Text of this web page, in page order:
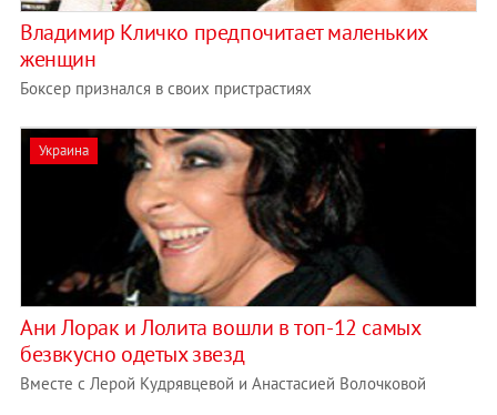
Владимир Кличко предпочитает маленьких
женщин
Боксер признался в своих пристрастиях
Украина
Ани Лорак и Лолита вошли в топ-12 самых
безвкусно одетых звезд
Вместе с Лерой Кудрявцевой и Анастасией Волочковой